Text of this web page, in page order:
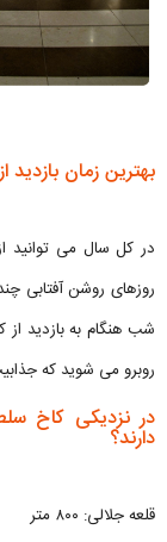
بهترین زمان بازدید
در کل سال می توانید
روزهای روشن آفتابی
شب هنگام به بازدید از
روبرو می شوید که
در نزدیکی کاخ
دارند؟
قلعه جلالی: ۸۰۰ متر